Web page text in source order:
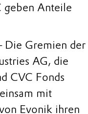
geben Anteile
Die Gremien der
AG, die
CVC Fonds
mit
Evonik ihren